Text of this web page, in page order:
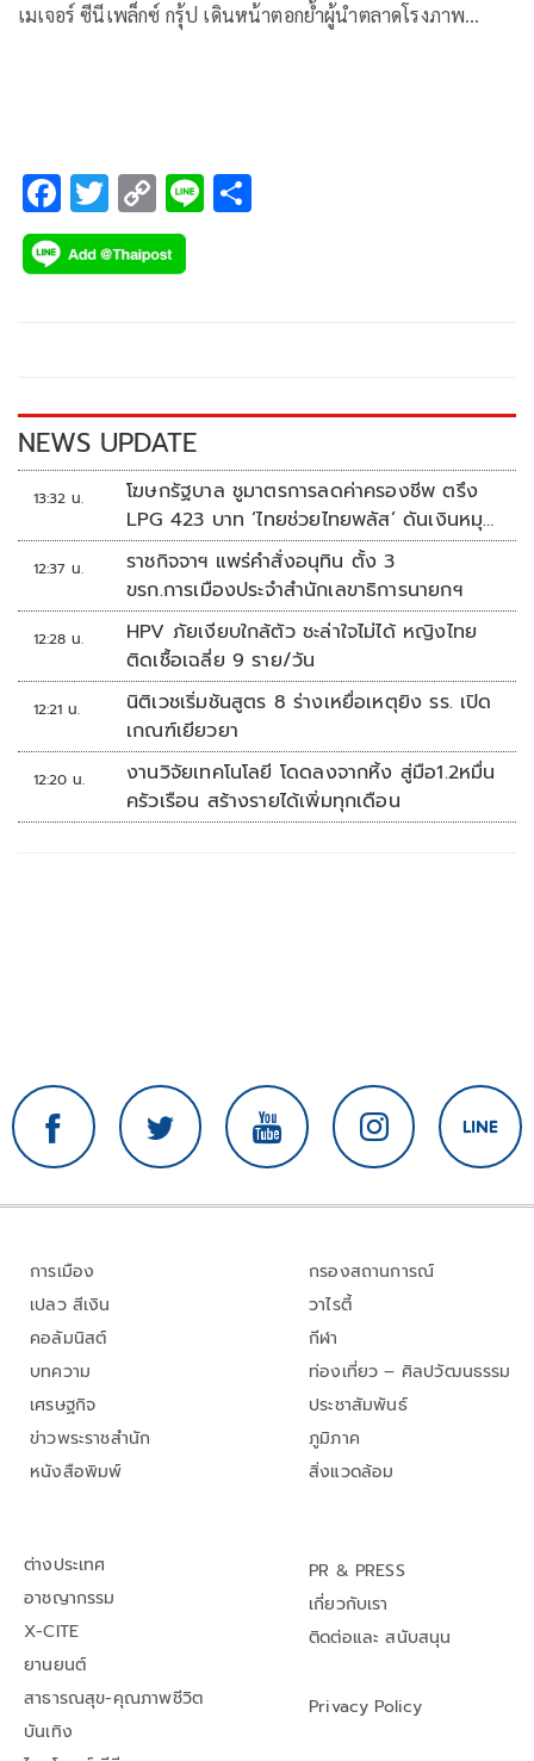
เมเจอร์ ซีนีเพล็กซ์ กรุ้ป เดินหน้าตอกย้ำผู้นำตลาดโรงภาพ…
F
ac
e
k
T
wi
tt
C
o
p
k
Li
NEWS UPDATE
13:32 น.
โฆษกรัฐบาล ชูมาตรการลดค่าครองชีพ ตรึง
LPG 423 บาท ‘ไทยช่วยไทยพลัส’ ดันเงินหมุน
แสนล้าน
12:37 น.
ราชกิจจาฯ แพร่คำสั่งอนุทิน ตั้ง 3
ขรก.การเมืองประจำสำนักเลขาธิการนายกฯ
12:28 น.
HPV ภัยเงียบใกล้ตัว ชะล่าใจไม่ได้ หญิงไทย
ติดเชื้อเฉลี่ย 9 ราย/วัน
12:21 น.
นิติเวชเริ่มชันสูตร 8 ร่างเหยื่อเหตุยิง รร. เปิด
เกณฑ์เยียวยา
12:20 น.
งานวิจัยเทคโนโลยี โดดลงจากหิ้ง สู่มือ1.2หมื่น
ครัวเรือน สร้างรายได้เพิ่มทุกเดือน
การเมือง
เปลว สีเงิน
คอลัมนิสต์
บทความ
เศรษฐกิจ
ข่าวพระราชสำนัก
หนังสือพิมพ์
กรองสถานการณ์
วาไรตี้
กีฬา
ท่องเที่ยว – ศิลปวัฒนธรรม
ประชาสัมพันธ์
ภูมิภาค
สิ่งแวดล้อม
ต่างประเทศ
อาชญากรรม
X-CITE
ยานยนต์
สาธารณสุข-คุณภาพชีวิต
บันเทิง
PR & PRESS
เกี่ยวกับเรา
ติดต่อและ สนับสนุน
Privacy Policy